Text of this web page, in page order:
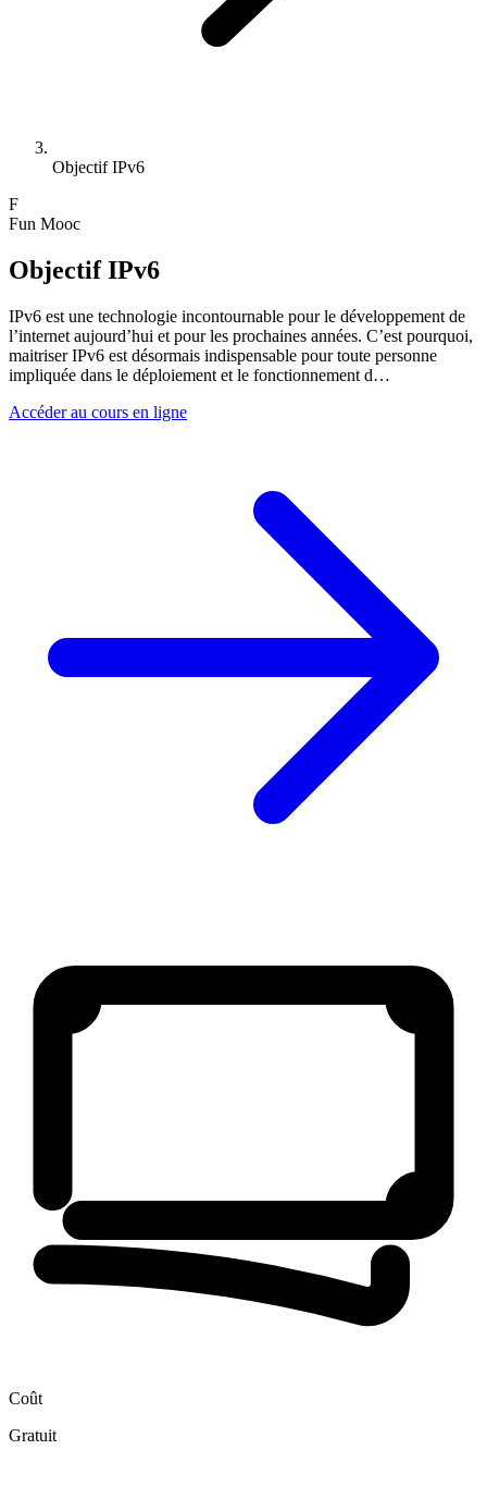
Objectif IPv6
F
Fun Mooc
Objectif IPv6
IPv6 est une technologie incontournable pour le développement de
l’internet aujourd’hui et pour les prochaines années. C’est pourquoi,
maitriser IPv6 est désormais indispensable pour toute personne
impliquée dans le déploiement et le fonctionnement d…
Accéder au cours en ligne
Coût
Gratuit